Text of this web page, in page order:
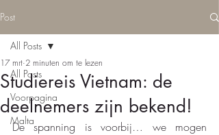
Post
All Posts
Voorpagina
Malta
All Posts
Studiereis Vietnam: de
deelnemers zijn bekend!
17 mrt 2 minuten om te lezen
De spanning is voorbij… we mogen